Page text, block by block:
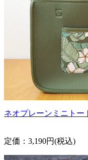
ネオプレーンミニトー
定価：3,190円(税込)